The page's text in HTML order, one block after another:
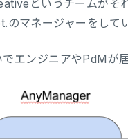
というチームがそれ
マネージャーをしてい
エンジニアやPdMが